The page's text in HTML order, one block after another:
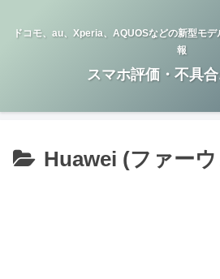
ドコモ、au、Xperia、AQUOSなどの新型モ
報
スマホ評価・不具
Huawei (ファー